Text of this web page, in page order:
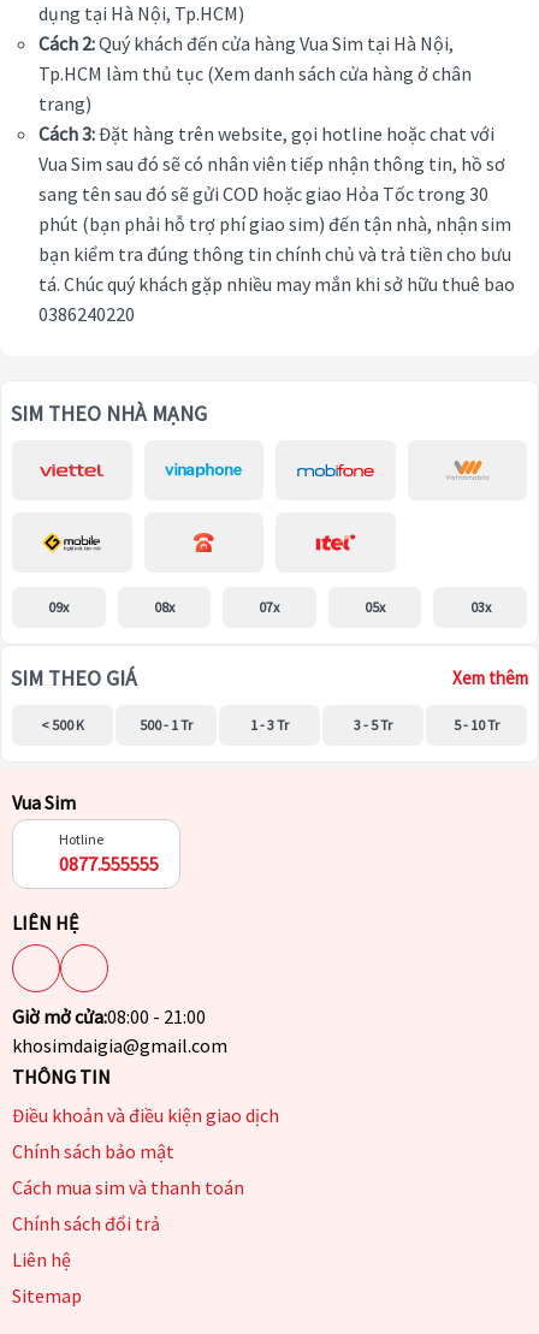
dụng tại Hà Nội, Tp.HCM)
Cách 2:Quý khách đến cửa hàng Vua Sim tại Hà Nội,
Tp.HCM làm thủ tục (Xem danh sách cửa hàng ở chân
trang)
Cách 3:Đặt hàng trên website, gọi hotline hoặc chat với
Vua Sim sau đó sẽ có nhân viên tiếp nhận thông tin, hồ sơ
sang tên sau đó sẽ gửi COD hoặc giao Hỏa Tốc trong 30
phút (bạn phải hỗ trợ phí giao sim) đến tận nhà, nhận sim
bạn kiểm tra đúng thông tin chính chủ và trả tiền cho bưu
tá. Chúc quý khách gặp nhiều may mắn khi sở hữu thuê bao
0386240220
SIM THEO NHÀ MẠNG
09x 08x 07x 05x 03x
SIM THEO GIÁ Xem thêm
< 500 K 500 - 1 Tr 1 - 3 Tr 3 - 5 Tr 5 - 10 Tr
Vua Sim
Hotline
0877.555555
LIÊN HỆ
Giờ mở cửa:08:00 - 21:00
khosimdaigia@gmail.com
THÔNG TIN
Điều khoản và điều kiện giao dịch
Chính sách bảo mật
Cách mua sim và thanh toán
Chính sách đổi trả
Liên hệ
Sitemap